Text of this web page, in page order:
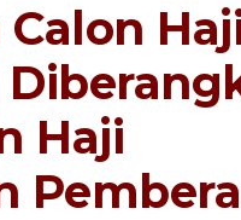
Newsticker - 14:41:41
Razia Transaksi
Calon
Haji